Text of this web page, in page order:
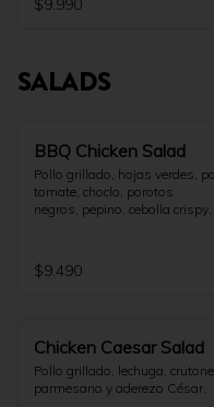
$9.990
SALADS
BBQ Chicken Salad
Pollo grillado, hojas verdes,
tomate, choclo, porotos
negros, pepino, cebolla
$9.490
Chicken Caesar Salad
Pollo grillado, lechuga,
parmesano y aderezo César.